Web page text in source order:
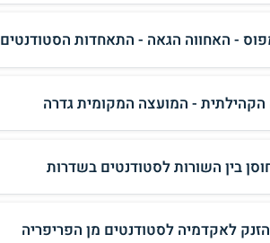
- האחווה הגאה - התאחדות הסטודנטים
- המועצה המקומית גדרה
בין השורות לסטודנטים בשדרות
לאקדמיה לסטודנטים מן הפריפריה